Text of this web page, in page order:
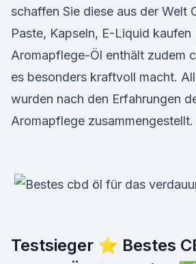
schaffen Sie diese aus der Welt
Paste, Kapseln, E-Liquid
Aromapflege-Öl enthält zudem
es besonders kraftvoll macht.
wurden nach den Erfahrungen
Aromapflege zusammengestellt.
Testsieger ⭐ Bestes